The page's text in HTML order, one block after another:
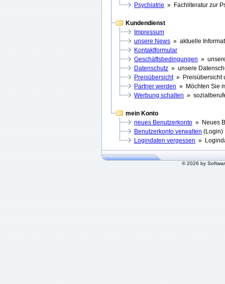
Psychiatrie » Fachliteratur zur
Kundendienst
Impressum
unsere News » aktuelle
Kontaktformular
Geschäftsbedingungen »
Datenschutz » unsere
Preisübersicht» Preisübersicht
Partner werden » Möchten Sie
Werbung schalten »
mein Konto
neues Benutzerkonto » Neues
Benutzerkonto verwalten (Login)
Logindaten vergessen »
© 2026 by